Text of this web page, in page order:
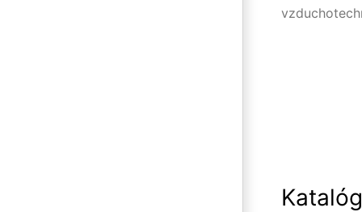
Katalóg